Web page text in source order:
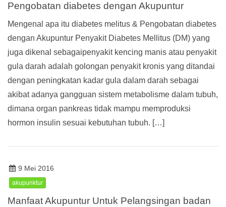
Pengobatan diabetes dengan Akupuntur
Mengenal apa itu diabetes melitus & Pengobatan diabetes
dengan Akupuntur Penyakit Diabetes Mellitus (DM) yang
juga dikenal sebagaipenyakit kencing manis atau penyakit
gula darah adalah golongan penyakit kronis yang ditandai
dengan peningkatan kadar gula dalam darah sebagai
akibat adanya gangguan sistem metabolisme dalam tubuh,
dimana organ pankreas tidak mampu memproduksi
hormon insulin sesuai kebutuhan tubuh. […]
9 Mei 2016
akupunktur
Manfaat Akupuntur Untuk Pelangsingan badan